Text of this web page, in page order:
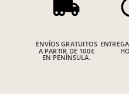

ENVÍOS GRATUITOS
A PARTIR DE 100€
EN PENÍNSULA.